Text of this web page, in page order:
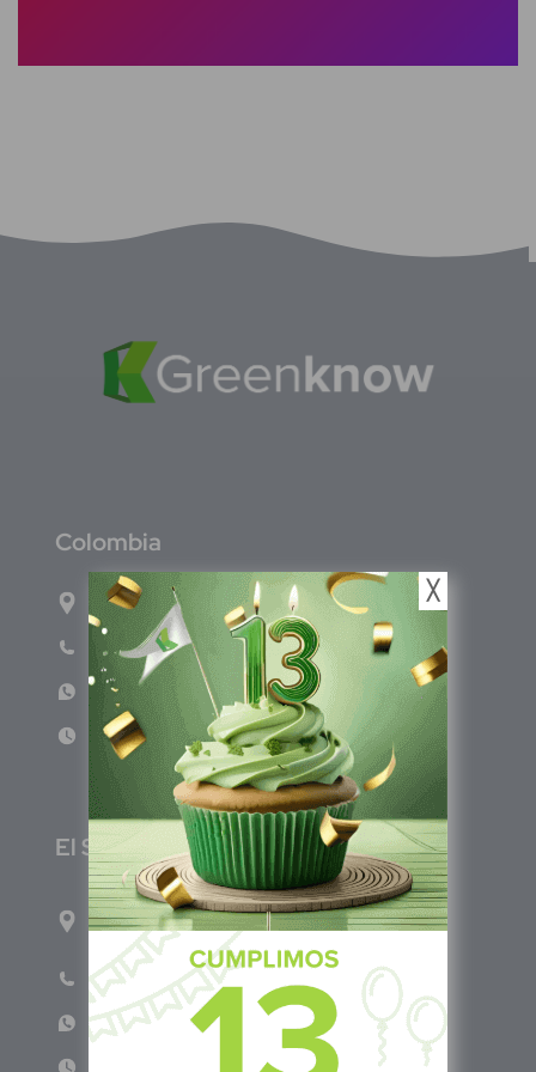
Colombia
Carrera 71G #117-67 INT 3 OFI 701
Teléfono: (601) 522 3869
WhatsApp: +57 317 4651554
Lun - Vie 8:00am - 5:00pm
El Salvador
1ro Cll Pte, y 61 Av Nte, #3206, Local 9, San
Salvador Centro
Teléfono: +503 6986 1402
WhatsApp: +503 7687 3923
Lun - Vie 8:00am - 5:00pm
╳